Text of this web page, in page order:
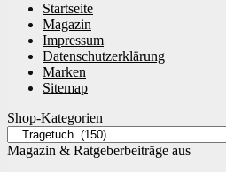
Startseite
Magazin
Impressum
Datenschutzerklärung
Marken
Sitemap
Shop-Kategorien
Magazin & Ratgeberbeiträge aus